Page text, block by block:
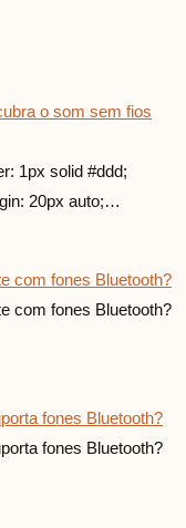
o som sem fios
1px solid #ddd;
20px auto;…
com fones Bluetooth?
com fones Bluetooth?
fones Bluetooth?
fones Bluetooth?